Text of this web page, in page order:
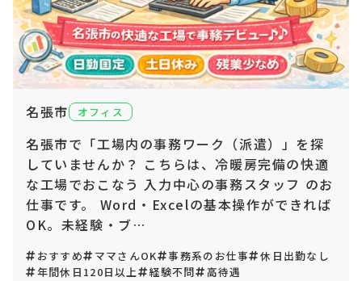
名張市 オフィス
名張市で「工場内の事務ワーク（派遣）」を探
していませんか？ こちらは、冷暖房完備の快適
な工場でおこなう 入力中心の事務スタッフ のお
仕事です。 Word・Excelの基本操作ができれば
OK。未経験・ブ…
おすすめ ママさんOK 事務系のお仕事
休日出勤なし
年間休日120日以上
経験不問 高待遇